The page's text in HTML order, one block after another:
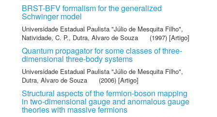
BRST-BFV formalism for the generalized
Schwinger model
Universidade Estadual Paulista "Júlio de Mesquita Filho",
Natividade, C. P., Dutra, Alvaro de Souza (1997) [Artigo]
Quantum propagator for some classes of three-
dimensional three-body systems
Universidade Estadual Paulista "Júlio de Mesquita Filho",
Dutra, Alvaro de Souza
(2006) [Artigo]
Structural aspects of the fermion-boson mapping
in two-dimensional gauge and anomalous gauge
theories with massive fermions